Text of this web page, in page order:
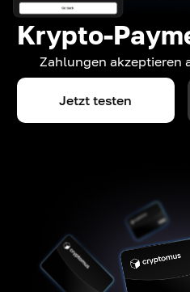
Krypto-
Zahlungen akzeptieren
Jetzt testen